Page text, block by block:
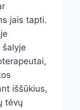
jais tapti.
šalyje
iššūkius,
tėvų